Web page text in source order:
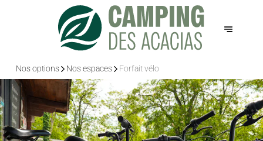
Nos options Nos espaces Forfait vélo